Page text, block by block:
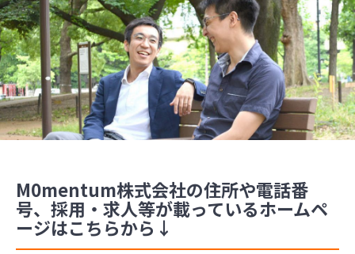
M0mentum株式会社の住所や電話番
号、採用・求人等が載っているホームペ
ージはこちらから↓